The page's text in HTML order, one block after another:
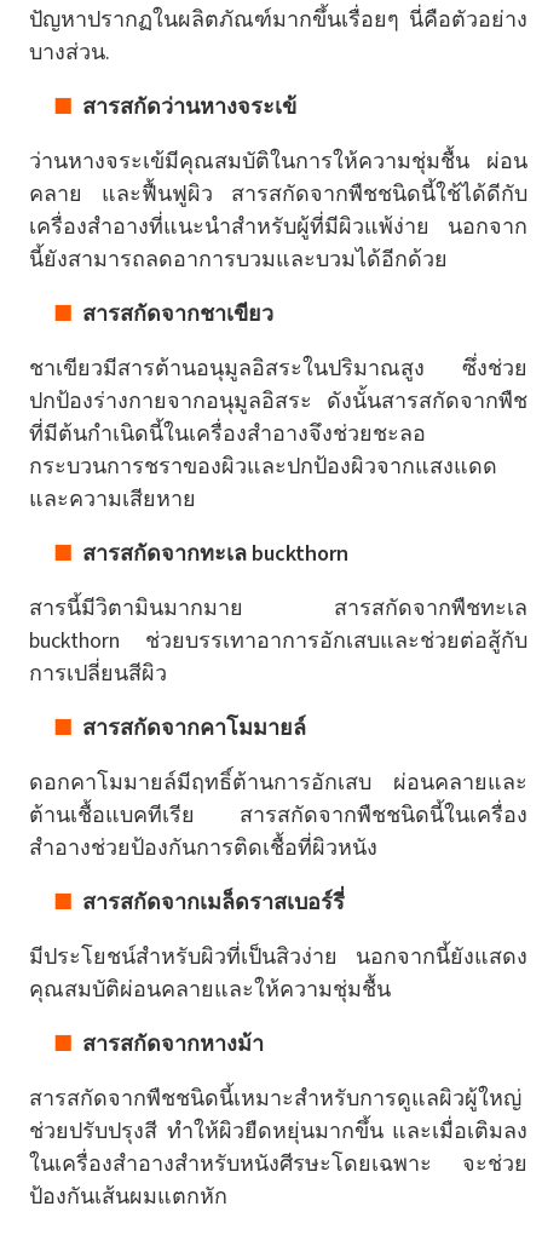
ปัญหาปรากฏในผลิตภัณฑ์มากขึ้นเรื่อยๆ นี่คือตัวอย่าง
บางส่วน.
สารสกัดว่านหางจระเข้
ว่านหางจระเข้มีคุณสมบัติในการให้ความชุ่มชื้น ผ่อน
คลาย และฟื้นฟูผิว สารสกัดจากพืชชนิดนี้ใช้ได้ดีกับ
เครื่องสำอางที่แนะนำสำหรับผู้ที่มีผิวแพ้ง่าย นอกจาก
นี้ยังสามารถลดอาการบวมและบวมได้อีกด้วย
สารสกัดจากชาเขียว
ชาเขียวมีสารต้านอนุมูลอิสระในปริมาณสูง ซึ่งช่วย
ปกป้องร่างกายจากอนุมูลอิสระ ดังนั้นสารสกัดจากพืช
ที่มีต้นกำเนิดนี้ในเครื่องสำอางจึงช่วยชะลอ
กระบวนการชราของผิวและปกป้องผิวจากแสงแดด
และความเสียหาย
สารสกัดจากทะเล buckthorn
สารนี้มีวิตามินมากมาย สารสกัดจากพืชทะเล
buckthorn ช่วยบรรเทาอาการอักเสบและช่วยต่อสู้กับ
การเปลี่ยนสีผิว
สารสกัดจากคาโมมายล์
ดอกคาโมมายล์มีฤทธิ์ต้านการอักเสบ ผ่อนคลายและ
ต้านเชื้อแบคทีเรีย สารสกัดจากพืชชนิดนี้ในเครื่อง
สำอางช่วยป้องกันการติดเชื้อที่ผิวหนัง
สารสกัดจากเมล็ดราสเบอร์รี่
มีประโยชน์สำหรับผิวที่เป็นสิวง่าย นอกจากนี้ยังแสดง
คุณสมบัติผ่อนคลายและให้ความชุ่มชื้น
สารสกัดจากหางม้า
สารสกัดจากพืชชนิดนี้เหมาะสำหรับการดูแลผิวผู้ใหญ่
ช่วยปรับปรุงสี ทำให้ผิวยืดหยุ่นมากขึ้น และเมื่อเติมลง
ในเครื่องสำอางสำหรับหนังศีรษะโดยเฉพาะ จะช่วย
ป้องกันเส้นผมแตกหัก